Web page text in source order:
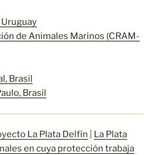
Uruguay
de Animales Marinos (CRAM-
Brasil
Brasil
La Plata Delfín
La Plata
en cuya protección trabaja